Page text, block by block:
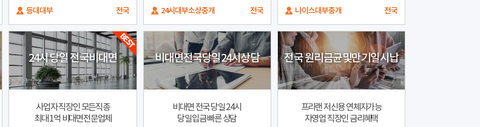
등대대부 전국 24시대부소상중개 전국 나이스대부중개 전국
24시 당일 전국비대면
사업자 직장인 모든직종
최대 1억 비대면전문업체
비대면전국당일24시상담
비대면 전국 당일 24시
당일입금 빠른 상담
전국 원리금균및만기일시납
프리랜 저신용 연체자가능
자영업 직장인 금리혜택